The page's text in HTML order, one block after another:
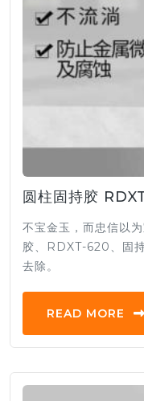
圆柱固持胶
不宝金玉，而忠信以
胶、RDXT-620、固
去除。
READ MORE